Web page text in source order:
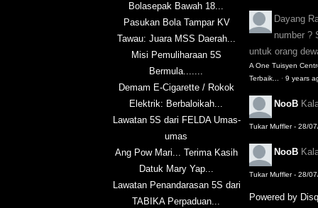
Bolasepak Bawah 18...
Pasukan Bola Tampar KV
Tawau: Juara MSS Daerah...
Misi Pemuliharaan 5S
Bermula.......
Demam E-Cigarette / Rokok
Elektrik: Berbaloikah...
Lawatan 5S dari FELDA Umas-
umas
Ang Pow Mari... Terima Kasih
Datuk Mary Yap...
Lawatan Penandarasan 5S dari
TABIKA Perpaduan...
Dayang
number ?
untuk orang
A One Tuisyen
Terbaik...
·9 years
NooB
Tukar Muffler - 28/
NooB
Tukar Muffler - 28/
Powered by